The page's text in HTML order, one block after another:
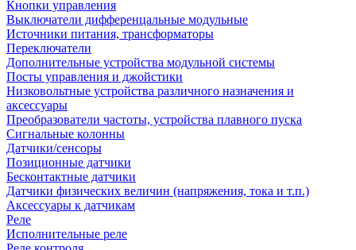
Кнопки управления
Выключатели дифференцальные модульные
Источники питания, трансформаторы
Переключатели
Дополнительные устройства модульной системы
Посты управления и джойстики
Низковольтные устройства различного назначения и
аксессуары
Преобразователи частоты, устройства плавного пуска
Сигнальные колонны
Датчики/сенсоры
Позиционные датчики
Бесконтактные датчики
Датчики физических величин (напряжения, тока и т.п.)
Аксессуары к датчикам
Реле
Исполнительные реле